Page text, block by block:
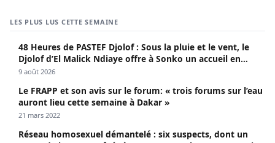
LES PLUS LUS CETTE SEMAINE
48 Heures de PASTEF Djolof : Sous la pluie et le vent, le
Djolof d’El Malick Ndiaye offre à Sonko un accueil en
apothéose
9 août 2026
Le FRAPP et son avis sur le forum: « trois forums sur l’eau
auront lieu cette semaine à Dakar »
21 mars 2022
Réseau homosexuel démantelé : six suspects, dont un